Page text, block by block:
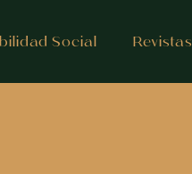
Social Revistas